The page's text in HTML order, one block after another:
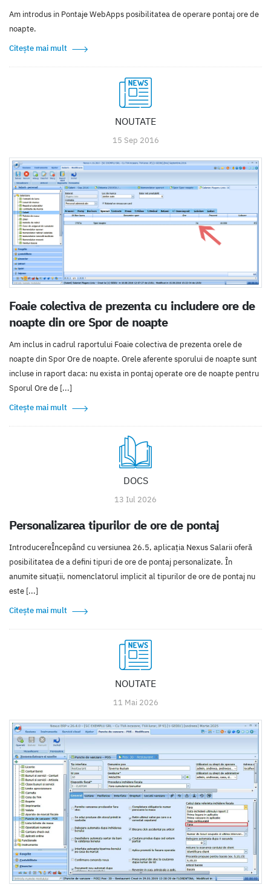
Am introdus in Pontaje WebApps posibilitatea de operare pontaj ore de
noapte.
Citește mai mult
NOUTATE
15 Sep 2016
Foaie colectiva de prezenta cu includere ore de
noapte din ore Spor de noapte
Am inclus in cadrul raportului Foaie colectiva de prezenta orele de
noapte din Spor Ore de noapte. Orele aferente sporului de noapte sunt
incluse in raport daca: nu exista in pontaj operate ore de noapte pentru
Sporul Ore de [...]
Citește mai mult
DOCS
13 Iul 2026
Personalizarea tipurilor de ore de pontaj
IntroducereÎncepând cu versiunea 26.5, aplicația Nexus Salarii oferă
posibilitatea de a defini tipuri de ore de pontaj personalizate. În
anumite situații, nomenclatorul implicit al tipurilor de ore de pontaj nu
este [...]
Citește mai mult
NOUTATE
11 Mai 2026